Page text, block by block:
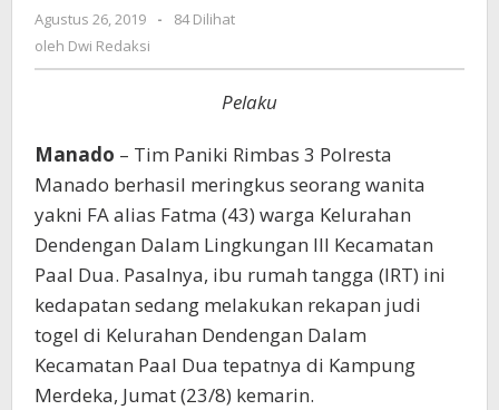
Diciduk
Paniki
Agustus 26, 2019
oleh
-
84 Dilihat
oleh Dwi Redaksi
Pelaku
Manado – Tim Paniki Rimbas 3 Polresta
Manado berhasil meringkus seorang wanita
yakni FA alias Fatma (43) warga Kelurahan
Dendengan Dalam Lingkungan III Kecamatan
Paal Dua. Pasalnya, ibu rumah tangga (IRT) ini
kedapatan sedang melakukan rekapan judi
togel di Kelurahan Dendengan Dalam
Kecamatan Paal Dua tepatnya di Kampung
Merdeka, Jumat (23/8) kemarin.